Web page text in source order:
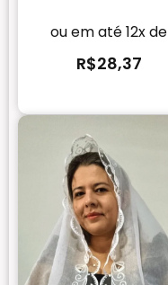
ou em até 12x de
R$28,37